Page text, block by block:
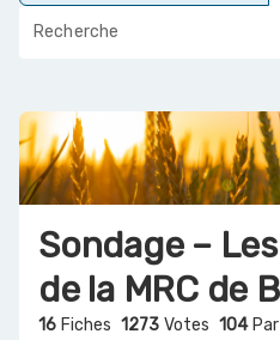
Sondage –
de la MRC de
16 Fiches 1273 Votes 104